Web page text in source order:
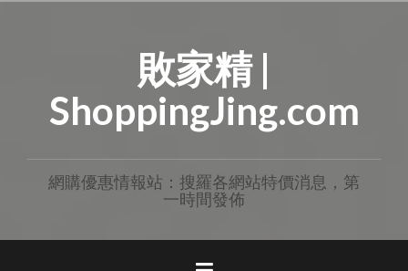
敗家精 |
ShoppingJing.com
網購優惠情報站：搜羅各網站特價消息，第
一時間發佈